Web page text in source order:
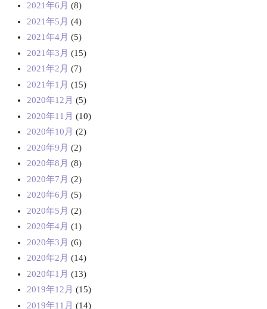
2021年6月 (8)
2021年5月 (4)
2021年4月 (5)
2021年3月 (15)
2021年2月 (7)
2021年1月 (15)
2020年12月 (5)
2020年11月 (10)
2020年10月 (2)
2020年9月 (2)
2020年8月 (8)
2020年7月 (2)
2020年6月 (5)
2020年5月 (2)
2020年4月 (1)
2020年3月 (6)
2020年2月 (14)
2020年1月 (13)
2019年12月 (15)
2019年11月 (14)